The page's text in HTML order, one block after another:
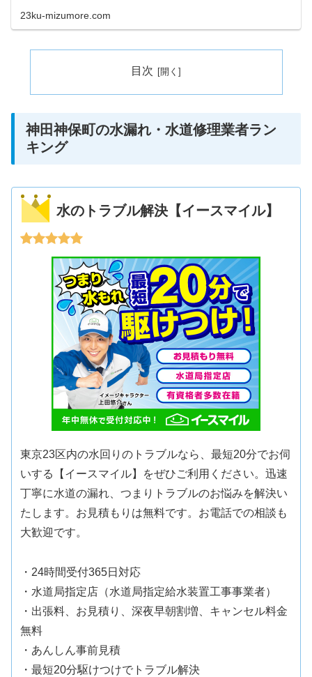
ころを厳選していますので、困ったときにすぐ連絡してく
23ku-mizumore.com
目次
神田神保町の水漏れ・水道修理業者ラン
キング
水のトラブル解決【イースマイル】
東京23区内の水回りのトラブルなら、最短20分でお伺
いする【イースマイル】をぜひご利用ください。迅速
丁寧に水道の漏れ、つまりトラブルのお悩みを解決い
たします。お見積もりは無料です。お電話での相談も
大歓迎です。
・24時間受付365日対応
・水道局指定店（水道局指定給水装置工事事業者）
・出張料、お見積り、深夜早朝割増、キャンセル料金
無料
・あんしん事前見積
・最短20分駆けつけでトラブル解決